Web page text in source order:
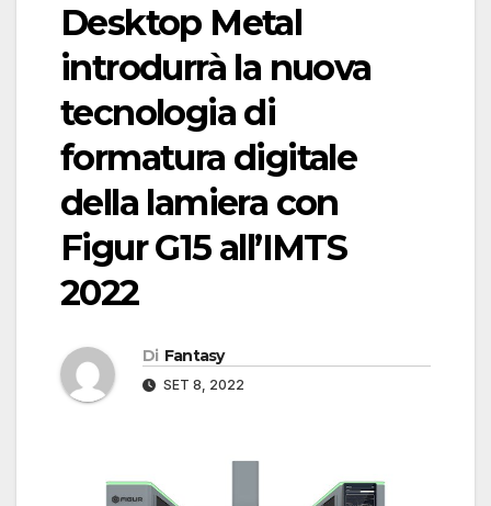
Desktop Metal
introdurrà la nuova
tecnologia di
formatura digitale
della lamiera con
Figur G15 all’IMTS
2022
Di Fantasy
SET 8, 2022